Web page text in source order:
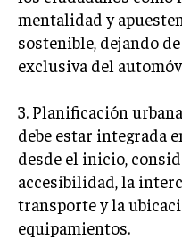
mentalidad y
sostenible, dejando
exclusiva del
3. Planificación
debe estar integrada
desde el inicio,
accesibilidad, la
transporte y la
equipamientos.